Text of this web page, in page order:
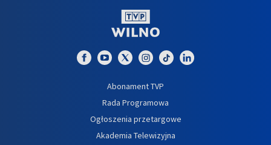
Abonament TVP
Rada Programowa
Ogłoszenia przetargowe
Akademia Telewizyjna